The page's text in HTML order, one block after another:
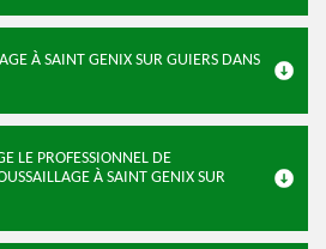
À SAINT GENIX SUR GUIERS DANS
LE PROFESSIONNEL DE
À SAINT GENIX SUR